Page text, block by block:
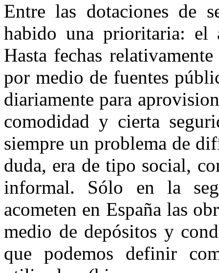
Entre las dotaciones de
habido una prioritaria: el
Hasta fechas
por medio de fuentes
diariamente para
comodidad y cierta
siempre un problema de
duda, era de tipo social,
informal. Sólo en la
acometen en España las
medio de depósitos y
que podemos definir